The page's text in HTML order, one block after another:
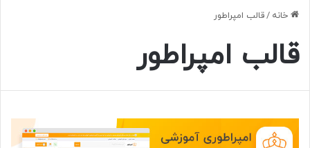
خانه /قالب امپراطور
قالب امپراطور